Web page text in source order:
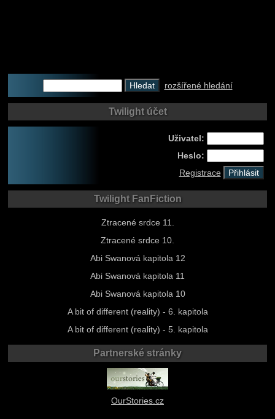
rozšířené hledání
Twilight účet
Uživatel:
Heslo:
Registrace
Twilight FanFiction
Ztracené srdce 11.
Ztracené srdce 10.
Abi Swanová kapitola 12
Abi Swanová kapitola 11
Abi Swanová kapitola 10
A bit of different (reality) - 6. kapitola
A bit of different (reality) - 5. kapitola
Partnerské stránky
OurStories.cz